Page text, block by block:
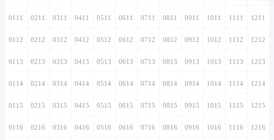
0111 0211 0311 0411 0511 0611 0711 0811 0911 1011 1111 1211
0112 0212 0312 0412 0512 0612 0712 0812 0912 1012 1112 1212
0113 0213 0313 0413 0513 0613 0713 0813 0913 1013 1113 1213
0114 0214 0314 0414 0514 0614 0714 0814 0914 1014 1114 1214
0115 0215 0315 0415 0515 0615 0715 0815 0915 1015 1115 1215
0116 0216 0316 0416 0516 0616 0716 0816 0916 1016 1116 1216